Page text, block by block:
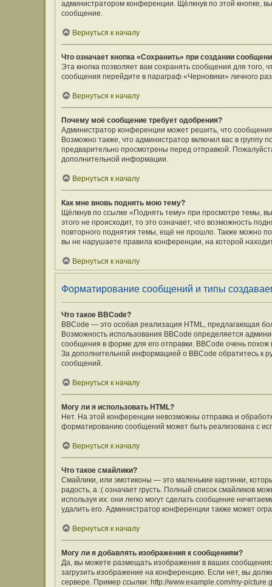
администратором конференции. Щёлкнув по этой кнопке,
сообщение.
Вернуться к началу
Что означает кнопка «Сохранить» при создании
Эта кнопка позволяет вам сохранять сообщения для того,
сообщения перейдите в параграф «Черновики» личного
Вернуться к началу
Почему моё сообщение требует одобрения?
Администратор конференции может решить, что
Возможно также, что администратор включил вас в
предварительно просмотрены перед отправкой.
дополнительной информации.
Вернуться к началу
Как мне вновь поднять мою тему?
Щёлкнув по ссылке «Поднять тему» при просмотре темы,
этого не происходит, то это означает, что возможность
повторного поднятия темы, ещё не прошло. Также можно
вы не нарушаете правила конференции, на которой
Вернуться к началу
Форматирование сообщений и типы
Что такое BBCode?
BBCode — это особая реализация HTML, предлагающая
Возможность использования BBCode определяется
сообщения в форме для его отправки. BBCode очень похож
За дополнительной информацией о BBCode обратитесь к
сообщений.
Вернуться к началу
Могу ли я использовать HTML?
Нет. На этой конференции невозможны отправка и
форматированию сообщений может быть реализована с
Вернуться к началу
Что такое смайлики?
Смайлики, или эмотиконы — это маленькие картинки,
радость, а :( означает грусть. Полный список смайликов
используя их: они легко могут сделать сообщение
удалить его. Администратор конференции также может
Вернуться к началу
Могу ли я добавлять изображения к сообщениям?
Да, вы можете размещать изображения в ваших
загрузить изображение на конференцию. Если нет, вы
сервере. Пример ссылки: http://www.example.com/my-